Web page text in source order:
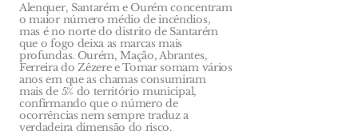
Alenquer, Santarém e Ourém concentram
o maior número médio de incêndios,
mas é no norte do distrito de Santarém
que o fogo deixa as marcas mais
profundas. Ourém, Mação, Abrantes,
Ferreira do Zêzere e Tomar somam vários
anos em que as chamas consumiram
mais de 5% do território municipal,
confirmando que o número de
ocorrências nem sempre traduz a
verdadeira dimensão do risco.